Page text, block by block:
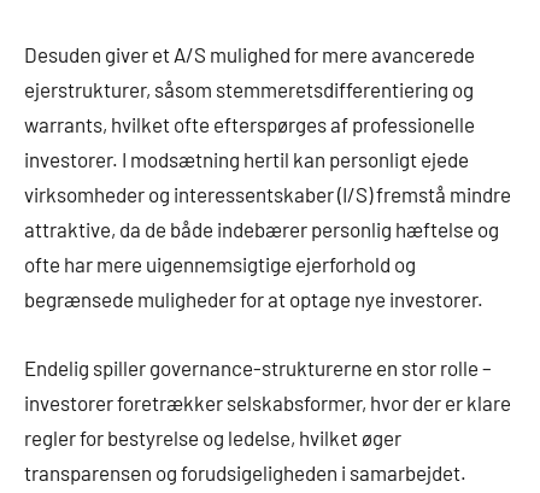
Desuden giver et A/S mulighed for mere avancerede
ejerstrukturer, såsom stemmeretsdifferentiering og
warrants, hvilket ofte efterspørges af professionelle
investorer. I modsætning hertil kan personligt ejede
virksomheder og interessentskaber (I/S) fremstå mindre
attraktive, da de både indebærer personlig hæftelse og
ofte har mere uigennemsigtige ejerforhold og
begrænsede muligheder for at optage nye investorer.
Endelig spiller governance-strukturerne en stor rolle –
investorer foretrækker selskabsformer, hvor der er klare
regler for bestyrelse og ledelse, hvilket øger
transparensen og forudsigeligheden i samarbejdet.